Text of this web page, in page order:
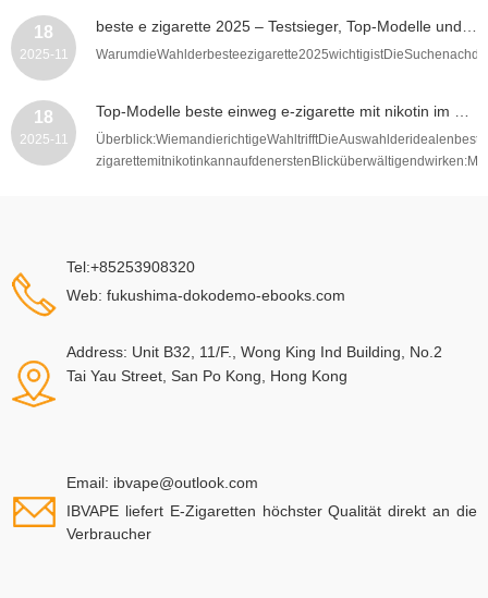
18
2025-11
18
2025-11
Tel:+85253908320
Web: fukushima-dokodemo-ebooks.com
Address: Unit B32, 11/F., Wong King Ind Building, No.2
Tai Yau Street, San Po Kong, Hong Kong
Email: ibvape@outlook.com
IBVAPE liefert E-Zigaretten höchster Qualität direkt an die
Verbraucher